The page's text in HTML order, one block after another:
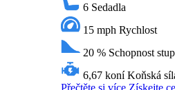
6 Sedadla
15 mph Rychlost
20 % Schopnost
6,67 koní Koňská
Přečtěte si více Získejte